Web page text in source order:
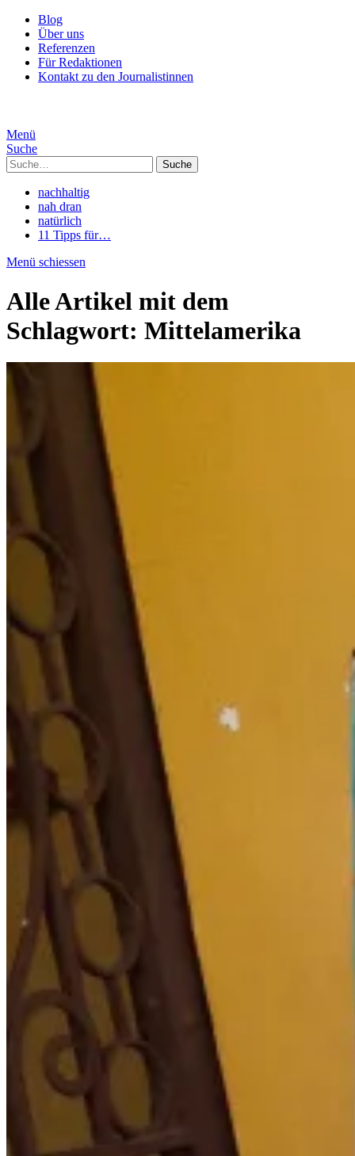
Blog
Über uns
Referenzen
Für Redaktionen
Kontakt zu den Journalistinnen
Menü
Suche
Suche
nachhaltig
nah dran
natürlich
11 Tipps für…
Menü schiessen
Alle Artikel mit dem
Schlagwort: Mittelamerika